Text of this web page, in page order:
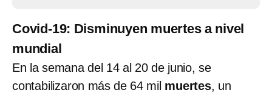
Covid-19: Disminuyen muertes a nivel
mundial
En la semana del 14 al 20 de junio, se
contabilizaron más de 64 mil muertes, un